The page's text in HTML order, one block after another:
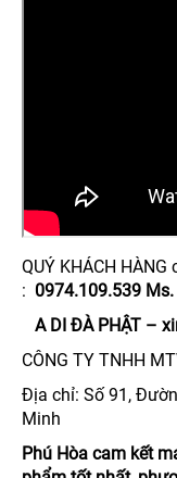
QUÝ KHÁCH
: 0974.109.539
A DI ĐÀ PHẬT –
CÔNG TY TNHH
Địa chỉ: Số 91,
Minh
Phú Hòa cam kết